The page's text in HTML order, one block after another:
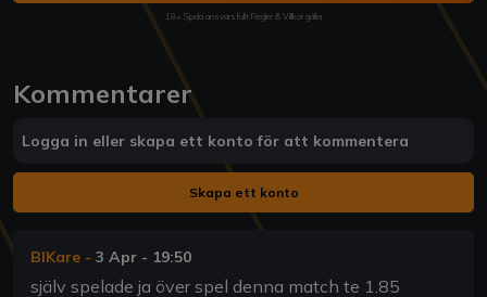
18+ Spela ansvarsfullt Regler & Villkor gäller
Kommentarer
Logga in eller skapa ett konto för att kommentera
Skapa ett konto
BIKare - 3 Apr - 19:50
själv spelade ja över spel denna match te 1.85